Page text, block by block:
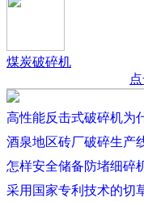
煤炭破碎机
高性能反击式破碎机为
酒泉地区砖厂破碎生产
怎样安全储备防堵细碎
采用国家专利技术的切